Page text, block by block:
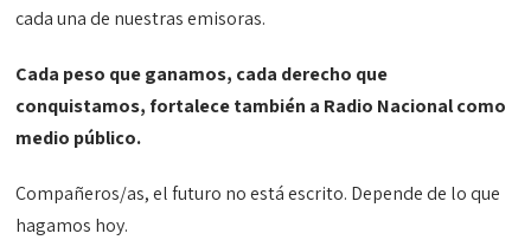
cada una de nuestras emisoras.
Cada peso que ganamos, cada derecho que
conquistamos, fortalece también a Radio Nacional como
medio público.
Compañeros/as, el futuro no está escrito. Depende de lo que
hagamos hoy.